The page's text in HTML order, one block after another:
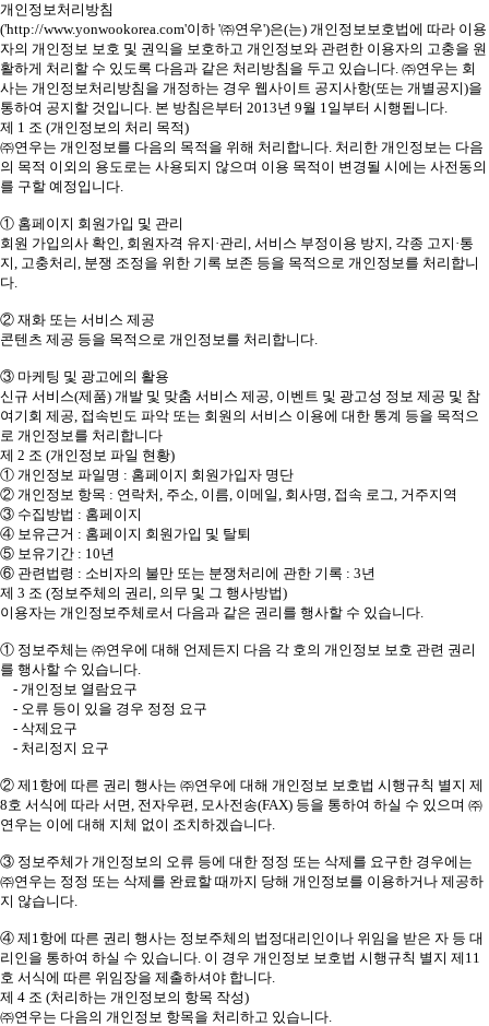
개인정보처리방침
('http://www.yonwookorea.com'이하 '㈜연우')은(는) 개인정보보호법에 따라 이용
자의 개인정보 보호 및 권익을 보호하고 개인정보와 관련한 이용자의 고충을 원
활하게 처리할 수 있도록 다음과 같은 처리방침을 두고 있습니다. ㈜연우는 회
사는 개인정보처리방침을 개정하는 경우 웹사이트 공지사항(또는 개별공지)을
통하여 공지할 것입니다. 본 방침은부터 2013년 9월 1일부터 시행됩니다.
제 1 조 (개인정보의 처리 목적)
㈜연우는 개인정보를 다음의 목적을 위해 처리합니다. 처리한 개인정보는 다음
의 목적 이외의 용도로는 사용되지 않으며 이용 목적이 변경될 시에는 사전동의
를 구할 예정입니다.
① 홈페이지 회원가입 및 관리
회원 가입의사 확인, 회원자격 유지·관리, 서비스 부정이용 방지, 각종 고지·통
지, 고충처리, 분쟁 조정을 위한 기록 보존 등을 목적으로 개인정보를 처리합니
다.
② 재화 또는 서비스 제공
콘텐츠 제공 등을 목적으로 개인정보를 처리합니다.
③ 마케팅 및 광고에의 활용
신규 서비스(제품) 개발 및 맞춤 서비스 제공, 이벤트 및 광고성 정보 제공 및 참
여기회 제공, 접속빈도 파악 또는 회원의 서비스 이용에 대한 통계 등을 목적으
로 개인정보를 처리합니다
제 2 조 (개인정보 파일 현황)
① 개인정보 파일명 : 홈페이지 회원가입자 명단
② 개인정보 항목 : 연락처, 주소, 이름, 이메일, 회사명, 접속 로그, 거주지역
③ 수집방법 : 홈페이지
④ 보유근거 : 홈페이지 회원가입 및 탈퇴
⑤ 보유기간 : 10년
⑥ 관련법령 : 소비자의 불만 또는 분쟁처리에 관한 기록 : 3년
제 3 조 (정보주체의 권리, 의무 및 그 행사방법)
이용자는 개인정보주체로서 다음과 같은 권리를 행사할 수 있습니다.
① 정보주체는 ㈜연우에 대해 언제든지 다음 각 호의 개인정보 보호 관련 권리
를 행사할 수 있습니다.
- 개인정보 열람요구
- 오류 등이 있을 경우 정정 요구
- 삭제요구
- 처리정지 요구
② 제1항에 따른 권리 행사는 ㈜연우에 대해 개인정보 보호법 시행규칙 별지 제
8호 서식에 따라 서면, 전자우편, 모사전송(FAX) 등을 통하여 하실 수 있으며 ㈜
연우는 이에 대해 지체 없이 조치하겠습니다.
③ 정보주체가 개인정보의 오류 등에 대한 정정 또는 삭제를 요구한 경우에는
㈜연우는 정정 또는 삭제를 완료할 때까지 당해 개인정보를 이용하거나 제공하
지 않습니다.
④ 제1항에 따른 권리 행사는 정보주체의 법정대리인이나 위임을 받은 자 등 대
리인을 통하여 하실 수 있습니다. 이 경우 개인정보 보호법 시행규칙 별지 제11
호 서식에 따른 위임장을 제출하셔야 합니다.
제 4 조 (처리하는 개인정보의 항목 작성)
㈜연우는 다음의 개인정보 항목을 처리하고 있습니다.